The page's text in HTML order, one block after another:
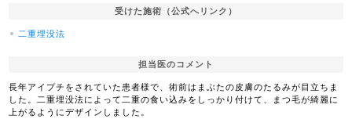
受けた施術（公式へリンク）
二重埋没法
担当医のコメント
長年アイプチをされていた患者様で、術前はまぶたの皮膚のたるみが目立ちま
した。二重埋没法によって二重の食い込みをしっかり付けて、まつ毛が綺麗に
上がるようにデザインしました。